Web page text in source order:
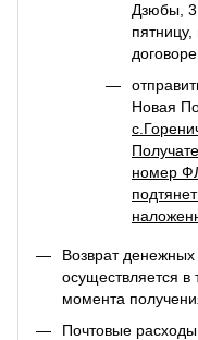
Дзюбы, 3
Новая
номер
Возврат
осуществляется в
момента
Почтовые